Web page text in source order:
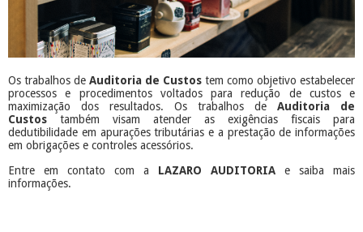
Os trabalhos de Auditoria de Custos tem como objetivo estabelecer
processos e procedimentos voltados para redução de custos e
maximização dos resultados. Os trabalhos de Auditoria de
Custos também visam atender as exigências fiscais para
dedutibilidade em apurações tributárias e a prestação de informações
em obrigações e controles acessórios.
Entre em contato com a LAZARO AUDITORIA e saiba mais
informações.